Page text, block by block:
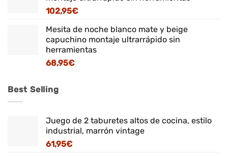
102,95€
Mesita de noche blanco mate y beige
capuchino montaje ultrarrápido sin
herramientas
68,95€
Best Selling
Juego de 2 taburetes altos de cocina, estilo
industrial, marrón vintage
61,95€